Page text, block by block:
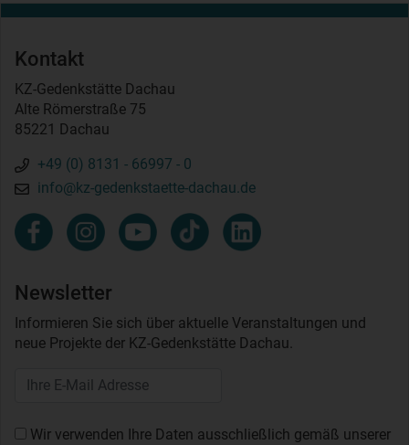
Kontakt
KZ-Gedenkstätte Dachau
Alte Römerstraße 75
85221 Dachau
+49 (0) 8131 - 66997 - 0
info@kz-gedenkstaette-dachau.de
Newsletter
Informieren Sie sich über aktuelle Veranstaltungen und
neue Projekte der KZ-Gedenkstätte Dachau.
Wir verwenden Ihre Daten ausschließlich gemäß unserer